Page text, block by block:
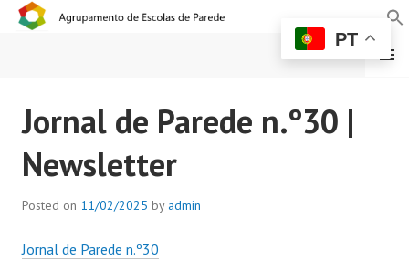
AGRUPAMENTO DE
ESCOLAS DE PAREDE
MENU
Jornal de Parede n.º30 |
Newsletter
Posted on 11/02/2025 by admin
Jornal de Parede n.º30
PT